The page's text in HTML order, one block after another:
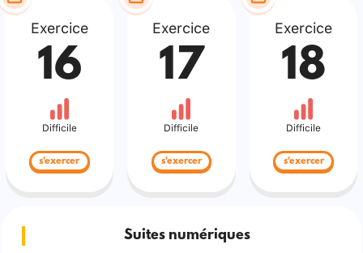
Exercice
16
Difficile
s'exercer
Exercice
17
Difficile
s'exercer
Exercice
18
Difficile
s'exercer
Suites numériques